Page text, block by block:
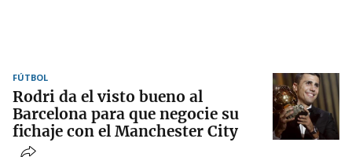
FÚTBOL
Rodri da el visto bueno al
Barcelona para que negocie su
fichaje con el Manchester City